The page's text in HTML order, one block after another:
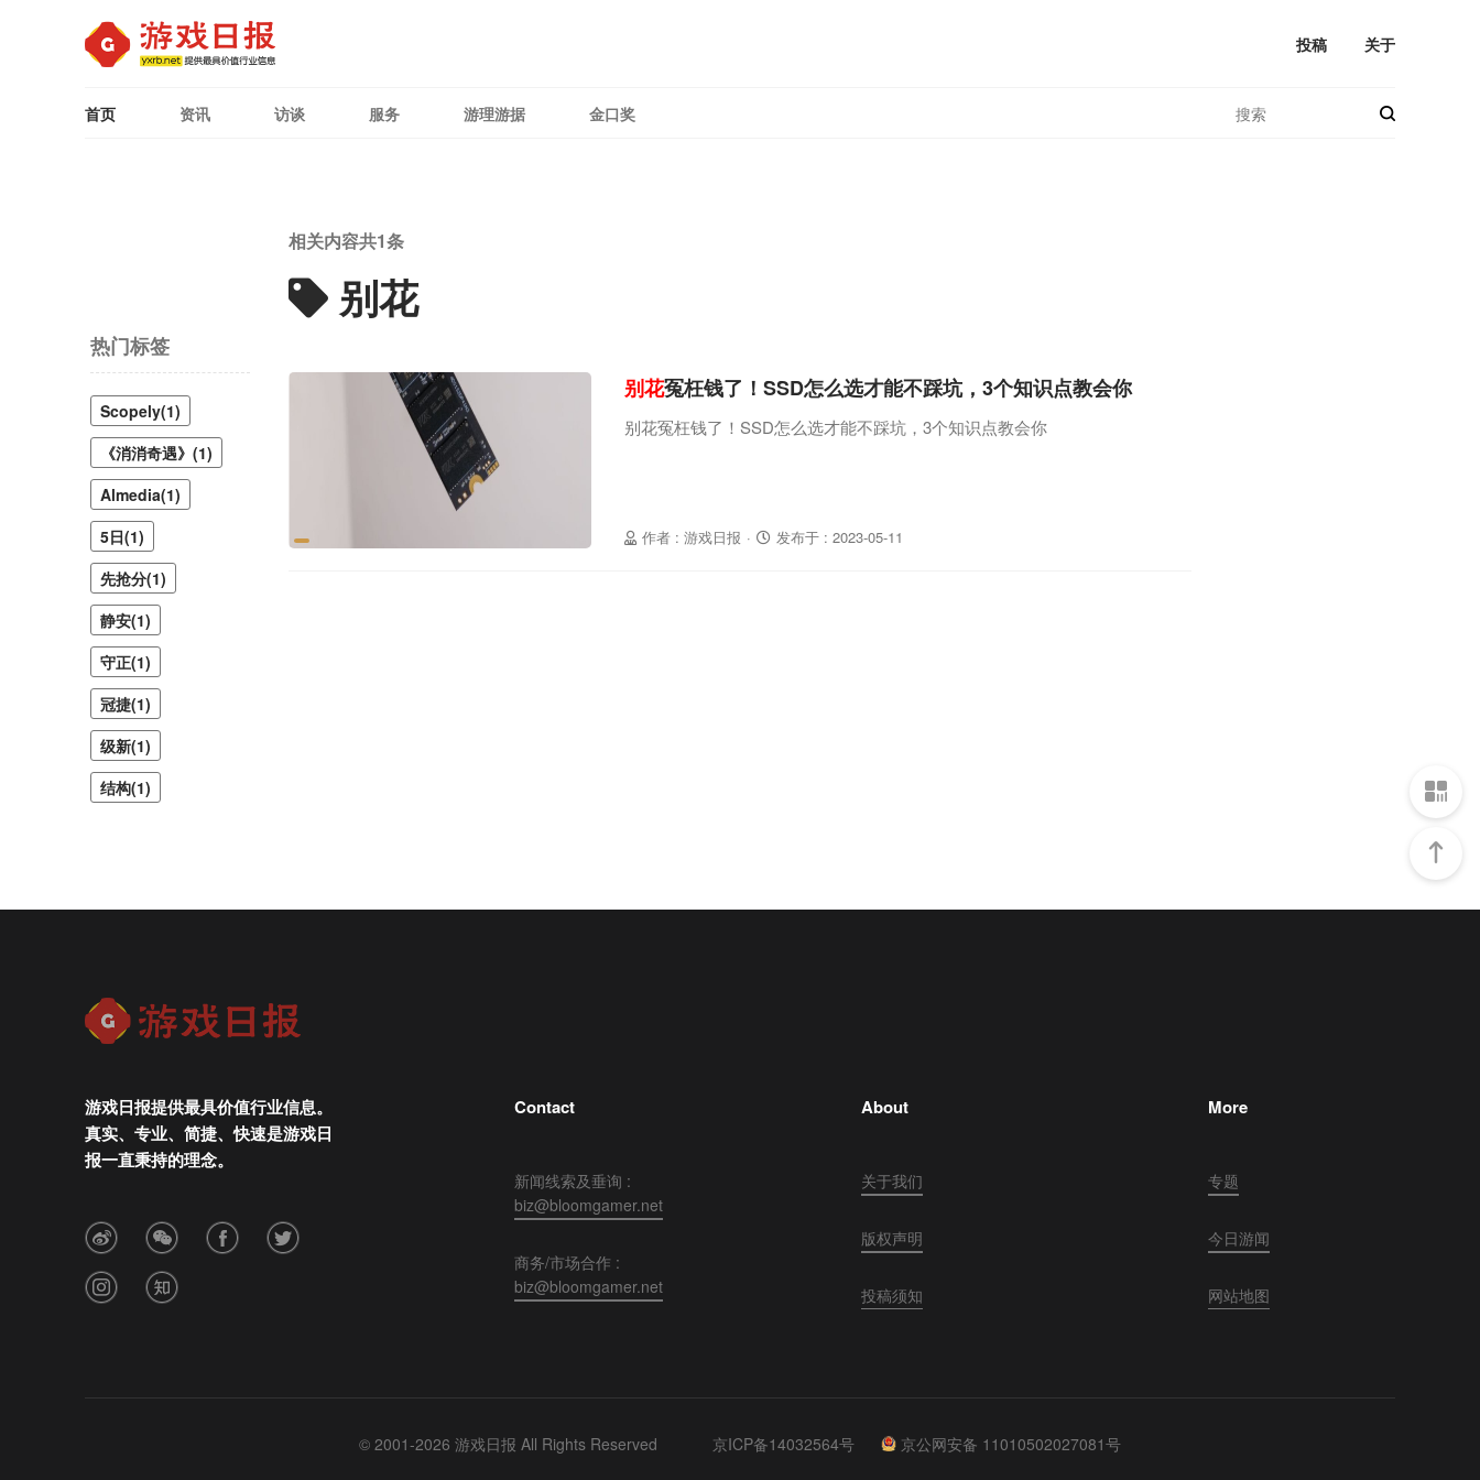
投稿 关于
首页 资讯 访谈 服务 游理游据 金口奖
热门标签
Scopely(1)
《消消奇遇》(1)
Almedia(1)
5日(1)
先抢分(1)
静安(1)
守正(1)
冠捷(1)
级新(1)
结构(1)
相关内容共1条
别花
作者 : 游戏日报 · 发布于 : 2023-05-11
别花冤枉钱了！SSD怎么选才能不踩坑，3个知识点教会你
别花冤枉钱了！SSD怎么选才能不踩坑，3个知识点教会你
游戏日报提供最具价值行业信息。
真实、专业、简捷、快速是游戏日
报一直秉持的理念。
Contact
新闻线索及垂询 :
biz@bloomgamer.net
商务/市场合作 :
biz@bloomgamer.net
About
关于我们
版权声明
投稿须知
More
专题
今日游闻
网站地图
© 2001-2026 游戏日报 All Rights Reserved 京ICP备14032564号 京公网安备 11010502027081号